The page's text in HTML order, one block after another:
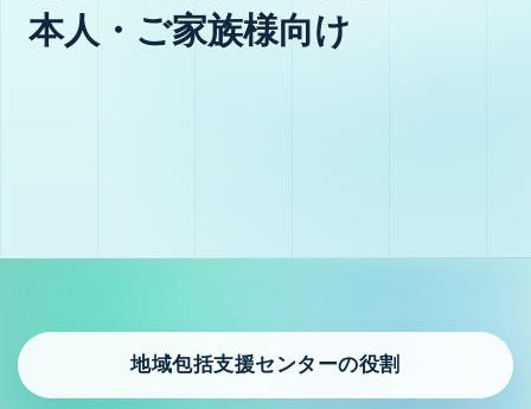
本人・ご家族様向け
地域包括支援センターの役割
個人情報保護規定・きてケアプランセンター
交通のご案内